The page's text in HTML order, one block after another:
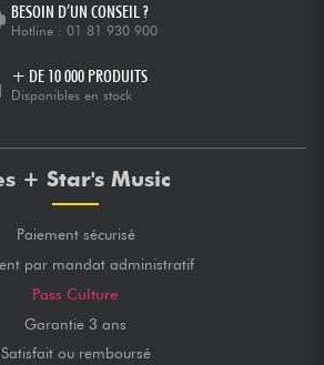
BESOIN D’UN CONSEIL ?
Hotline : 01 81 930 900
+ DE 10 000 PRODUITS
Disponibles en stock
+ Star's Music
Paiement sécurisé
par mandat administratif
Pass Culture
Garantie 3 ans
Satisfait ou remboursé